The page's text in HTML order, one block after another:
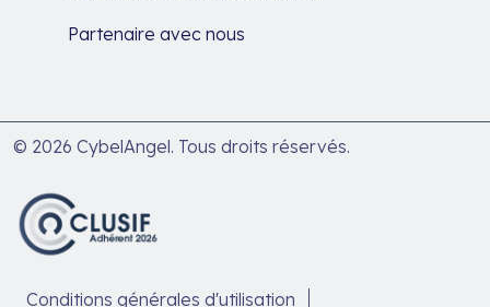
Partenaire avec nous
© 2026 CybelAngel. Tous droits réservés.
Conditions générales d'utilisation